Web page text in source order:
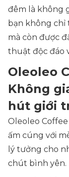
đêm là không
bạn không
mà còn được
thuật độc đáo
Oleoleo
Không
hút giới
Oleoleo
ấm cúng với
lý tưởng cho
chút bình yên.